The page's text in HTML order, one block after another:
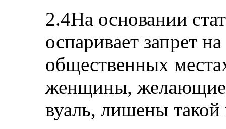
2.4На основании
оспаривает запрет
общественных
женщины, желающие
вуаль, лишены